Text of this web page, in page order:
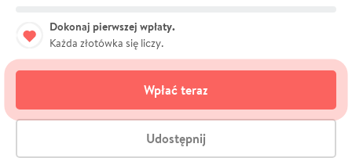
Dokonaj pierwszej wpłaty.
Każda złotówka się liczy.
Wpłać teraz
Udostępnij